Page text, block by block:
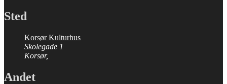
Sted
Korsør Kulturhus
Skolegade 1
Korsør,
Andet